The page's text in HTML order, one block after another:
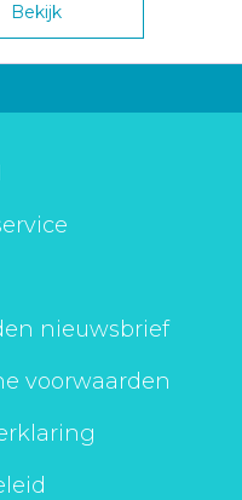
Bekijk
nieuwsbrief
voorwaarden